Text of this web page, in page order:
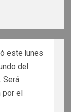
este lunes
del
Será
por el